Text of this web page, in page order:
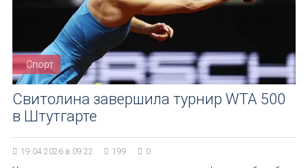
Спорт
Свитолина завершила турнир WTA 500
в Штутгарте
19.04.2026 в 09:22 199 0